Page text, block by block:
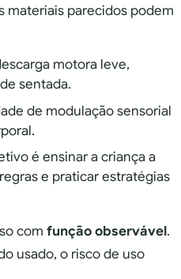
materiais parecidos podem
motora leve,
sentada.
de modulação sensorial
é ensinar a criança a
e praticar estratégias
com função observável.
usado, o risco de uso